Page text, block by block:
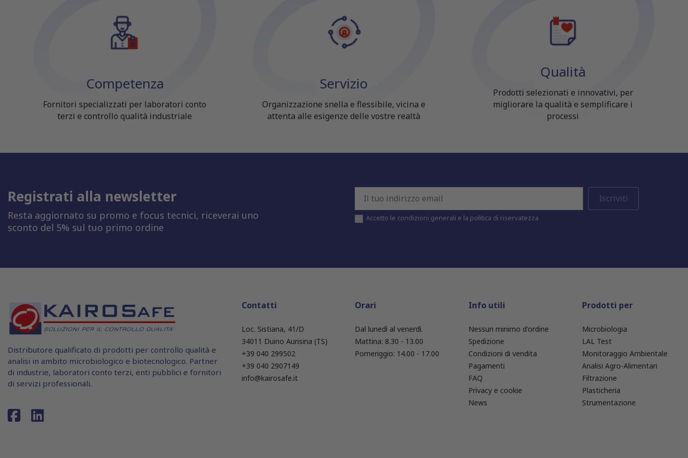
Competenza
Fornitori specializzati per laboratori conto
terzi e controllo qualità industriale
Servizio
Organizzazione snella e flessibile, vicina e
attenta alle esigenze delle vostre realtà
Qualità
Prodotti selezionati e innovativi, per
migliorare la qualità e semplificare i
processi
Registrati alla newsletter
Resta aggiornato su promo e focus tecnici, riceverai uno
sconto del 5% sul tuo primo ordine
Accetto le condizioni generali e la politica di riservatezza
Distributore qualificato di prodotti per controllo qualità e
analisi in ambito microbiologico e biotecnologico. Partner
di industrie, laboratori conto terzi, enti pubblici e fornitori
di servizi professionali.
Contatti
Loc. Sistiana, 41/D
34011 Duino Aurisina (TS)
+39 040 299502
+39 040 2907149
info@kairosafe.it
Orari
Dal lunedì al venerdì.
Mattina: 8.30 - 13.00
Pomeriggio: 14.00 - 17.00
Info utili
Nessun minimo d'ordine
Spedizione
Condizioni di vendita
Pagamenti
FAQ
Privacy e cookie
News
Prodotti per
Microbiologia
LAL Test
Monitoraggio Ambientale
Analisi Agro-Alimentari
Filtrazione
Plasticheria
Strumentazione